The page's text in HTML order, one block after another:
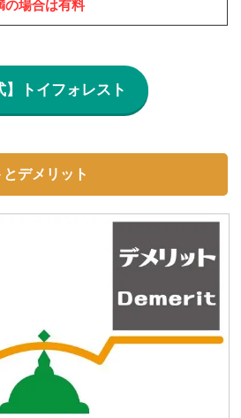
の場合は有料
】トイフォレスト
デメリット